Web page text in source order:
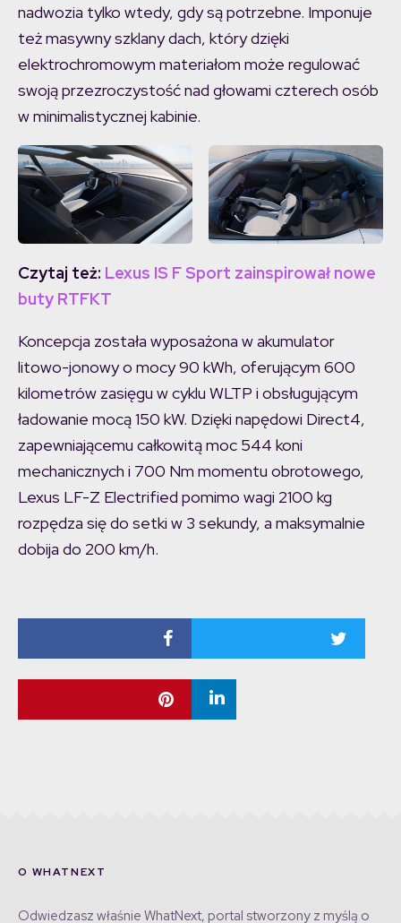
nadwozia tylko wtedy, gdy są potrzebne. Imponuje
też masywny szklany dach, który dzięki
elektrochromowym materiałom może regulować
swoją przezroczystość nad głowami czterech osób
w minimalistycznej kabinie.
Czytaj też: Lexus IS F Sport zainspirował nowe
buty RTFKT
Koncepcja została wyposażona w akumulator
litowo-jonowy o mocy 90 kWh, oferującym 600
kilometrów zasięgu w cyklu WLTP i obsługującym
ładowanie mocą 150 kW. Dzięki napędowi Direct4,
zapewniającemu całkowitą moc 544 koni
mechanicznych i 700 Nm momentu obrotowego,
Lexus LF-Z Electrified pomimo wagi 2100 kg
rozpędza się do setki w 3 sekundy, a maksymalnie
dobija do 200 km/h.
O WHATNEXT
Odwiedzasz właśnie WhatNext, portal stworzony z myślą o